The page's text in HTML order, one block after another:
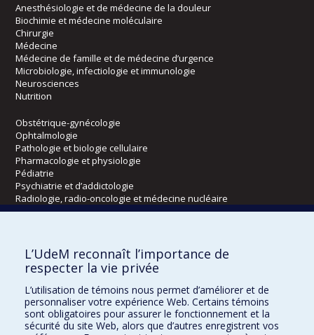
Anesthésiologie et de médecine de la douleur
Biochimie et médecine moléculaire
Chirurgie
Médecine
Médecine de famille et de médecine d’urgence
Microbiologie, infectiologie et immunologie
Neurosciences
Nutrition
Obstétrique-gynécologie
Ophtalmologie
Pathologie et biologie cellulaire
Pharmacologie et physiologie
Pédiatrie
Psychiatrie et d’addictologie
Radiologie, radio-oncologie et médecine nucléaire
Écoles
Kinésiologie et des sciences de l’activité physique
Orthophonie et audiologie
Réadaptation
Directions
L’UdeM reconnaît l’importance de
respecter la vie privée
L’utilisation de témoins nous permet d’améliorer et de
personnaliser votre expérience Web. Certains témoins
sont obligatoires pour assurer le fonctionnement et la
sécurité du site Web, alors que d’autres enregistrent vos